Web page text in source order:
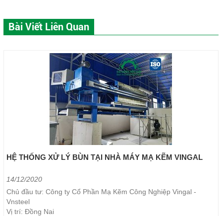
Bài Viết Liên Quan
HỆ THỐNG XỬ LÝ BÙN TẠI NHÀ MÁY MẠ KẼM VINGAL
14/12/2020
Chủ đầu tư: Công ty Cổ Phần Mạ Kẽm Công Nghiệp Vingal -
Vnsteel
Vị trí: Đồng Nai